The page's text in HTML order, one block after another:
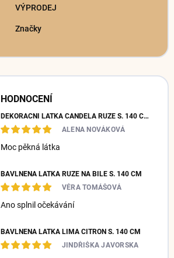
VÝPRODEJ
Značky
HODNOCENÍ
DEKORAČNÍ LÁTKA CANDELA RŮŽE Š. 140 CM NA SMETANOVÉ
ALENA NOVÁKOVÁ
Moc pěkná látka
BAVLNĚNÁ LÁTKA RŮŽE NA BÍLÉ Š. 140 CM
VĚRA TOMÁŠOVÁ
Ano splnil očekávání
BAVLNĚNÁ LÁTKA LIMA CITRON Š. 140 CM
JINDŘIŠKA JAVORSKA